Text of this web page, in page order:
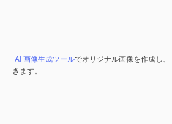
AI 画像生成ツールでオリジナル画像を作成し、
きます。